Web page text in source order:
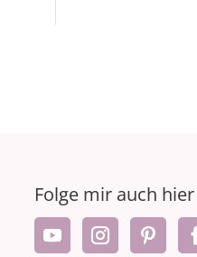
Folge mir auch hier